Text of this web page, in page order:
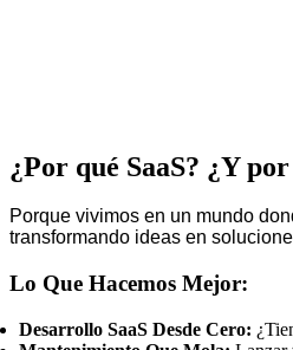
¿Por qué SaaS? ¿Y
Porque vivimos en un mundo
transformando ideas en
Lo Que Hacemos Mejor:
Desarrollo SaaS Desde Cero: